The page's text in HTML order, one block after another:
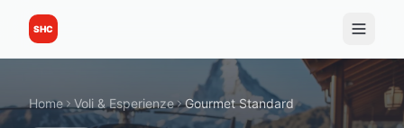
SHC
Home Voli & Esperienze Gourmet Standard